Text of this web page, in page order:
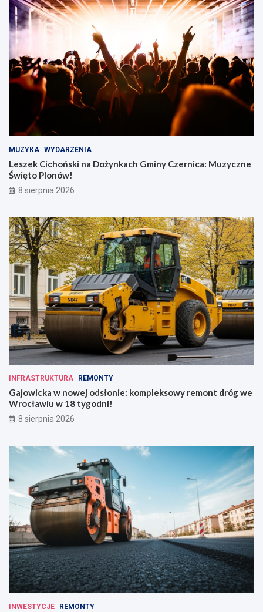
MUZYKA WYDARZENIA
Leszek Cichoński na Dożynkach Gminy Czernica: Muzyczne
Święto Plonów!
8 sierpnia 2026
INFRASTRUKTURA REMONTY
Gajowicka w nowej odsłonie: kompleksowy remont dróg we
Wrocławiu w 18 tygodni!
8 sierpnia 2026
INWESTYCJE REMONTY